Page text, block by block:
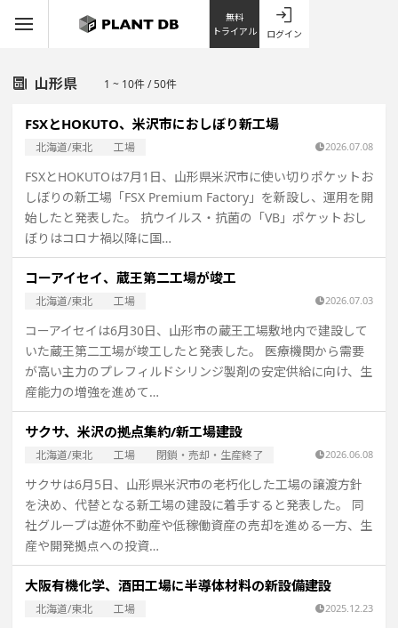
無料
トライアル
ログイン
山形県 1 ~ 10件 / 50件
FSXとHOKUTO、米沢市におしぼり新工場
北海道/東北 工場 2026.07.08
FSXとHOKUTOは7月1日、山形県米沢市に使い切りポケットお
しぼりの新工場「FSX Premium Factory」を新設し、運用を開
始したと発表した。 抗ウイルス・抗菌の「VB」ポケットおし
ぼりはコロナ禍以降に国…
コーアイセイ、蔵王第二工場が竣工
北海道/東北 工場 2026.07.03
コーアイセイは6月30日、山形市の蔵王工場敷地内で建設して
いた蔵王第二工場が竣工したと発表した。 医療機関から需要
が高い主力のプレフィルドシリンジ製剤の安定供給に向け、生
産能力の増強を進めて…
サクサ、米沢の拠点集約/新工場建設
北海道/東北 工場 閉鎖・売却・生産終了 2026.06.08
サクサは6月5日、山形県米沢市の老朽化した工場の譲渡方針
を決め、代替となる新工場の建設に着手すると発表した。 同
社グループは遊休不動産や低稼働資産の売却を進める一方、生
産や開発拠点への投資…
大阪有機化学、酒田工場に半導体材料の新設備建設
北海道/東北 工場 2025.12.23